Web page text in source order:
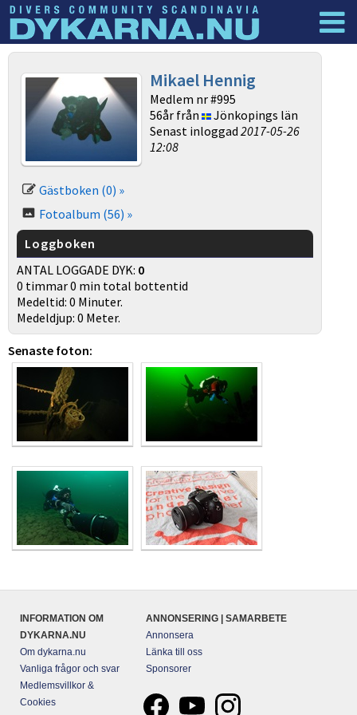
Dyknyheter Logga in
Gästboken (0) »
Fotoalbum (56) »
Mikael Hennig
Medlem nr #995
56år från
Jönkopings län
Senast inloggad2017-05-26
12:08
Loggboken
ANTAL LOGGADE DYK: 0
0 timmar 0 min total bottentid
Medeltid: 0 Minuter.
Medeldjup: 0 Meter.
Senaste foton:
INFORMATION OM
DYKARNA.NU
Om dykarna.nu
Vanliga frågor och svar
Medlemsvillkor &
Cookies
ANNONSERING | SAMARBETE
Annonsera
Länka till oss
Sponsorer